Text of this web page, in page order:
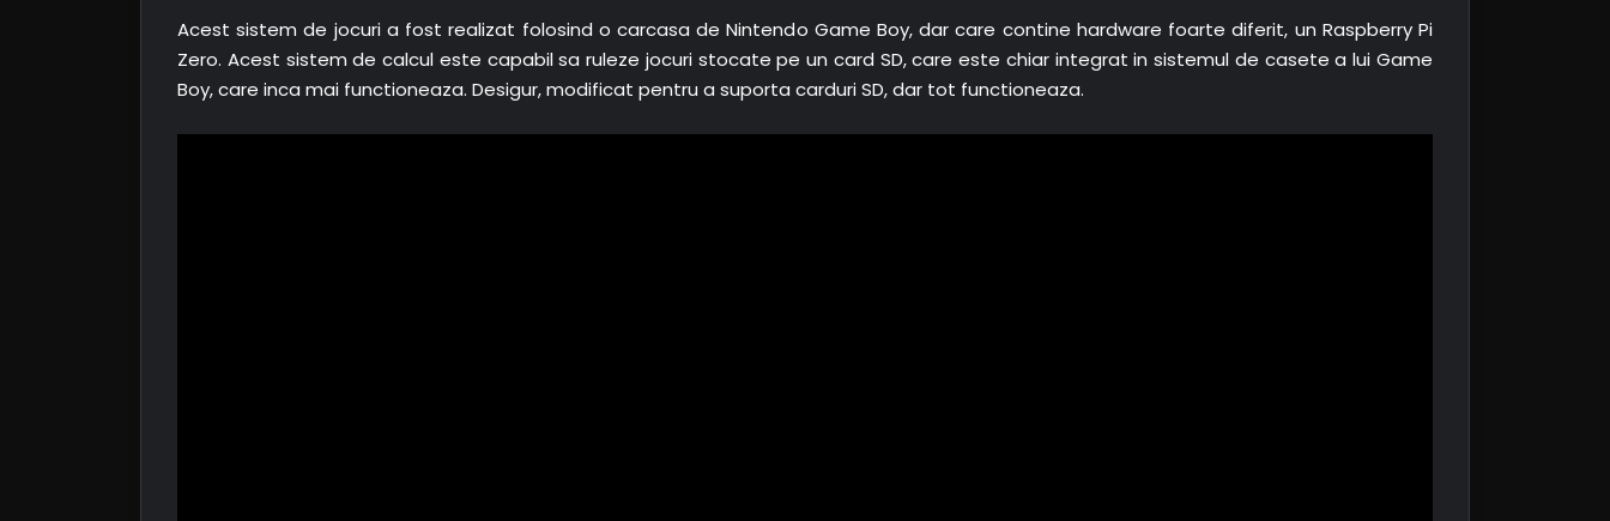
Acest sistem de jocuri a fost realizat folosind o carcasa de Nintendo Game Boy, dar care contine hardware foarte diferit, un Raspberry Pi
Zero. Acest sistem de calcul este capabil sa ruleze jocuri stocate pe un card SD, care este chiar integrat in sistemul de casete a lui Game
Boy, care inca mai functioneaza. Desigur, modificat pentru a suporta carduri SD, dar tot functioneaza.